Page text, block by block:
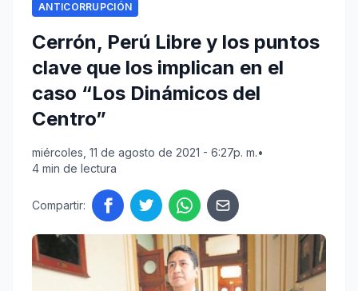
ANTICORRUPCIÓN
Cerrón, Perú Libre y los puntos
clave que los implican en el
caso “Los Dinámicos del
Centro”
miércoles, 11 de agosto de 2021 - 6:27p. m.•
4 min de lectura
Compartir: